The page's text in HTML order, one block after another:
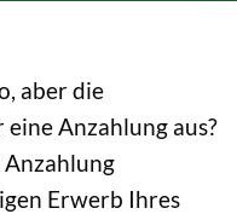
aber die
Anzahlung aus?
Erwerb Ihres